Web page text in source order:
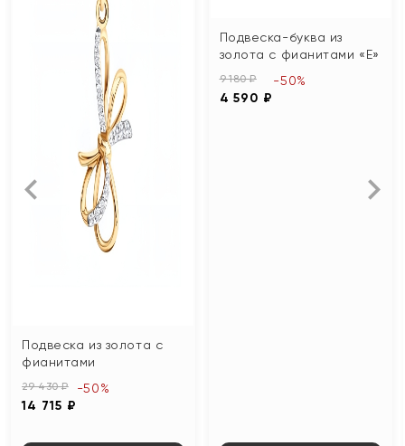
Подвеска из золота с
фианитами
29 430 ₽
14 715 ₽
-50%
Подвеска-буква из
золота с фианитами «Е»
9 180 ₽
4 590 ₽
-50%